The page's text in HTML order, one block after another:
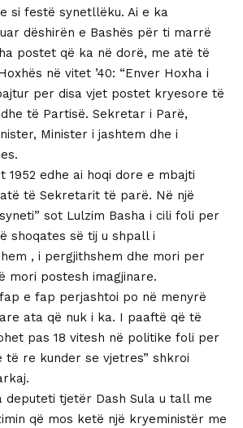
si festë synetllëku. Ai e ka
dëshirën e Bashës për ti marrë
postet që ka në dorë, me atë të
në vitet ’40: “Enver Hoxha i
per disa vjet postet kryesore të
të Partisë. Sekretar i Parë,
Minister i jashtem dhe i
1952 edhe ai hoqi dore e mbajti
të Sekretarit të parë. Në një
sot Lulzim Basha i cili foli per
shoqates së tij u shpall i
, i pergjithshem dhe mori per
mori postesh imagjinare.
e fap perjashtoi po në menyrë
ata që nuk i ka. I paaftë që të
pas 18 vitesh në politike foli per
të re kunder se vjetres” shkroi
deputeti tjetër Dash Sula u tall me
që mos ketë një kryeministër me